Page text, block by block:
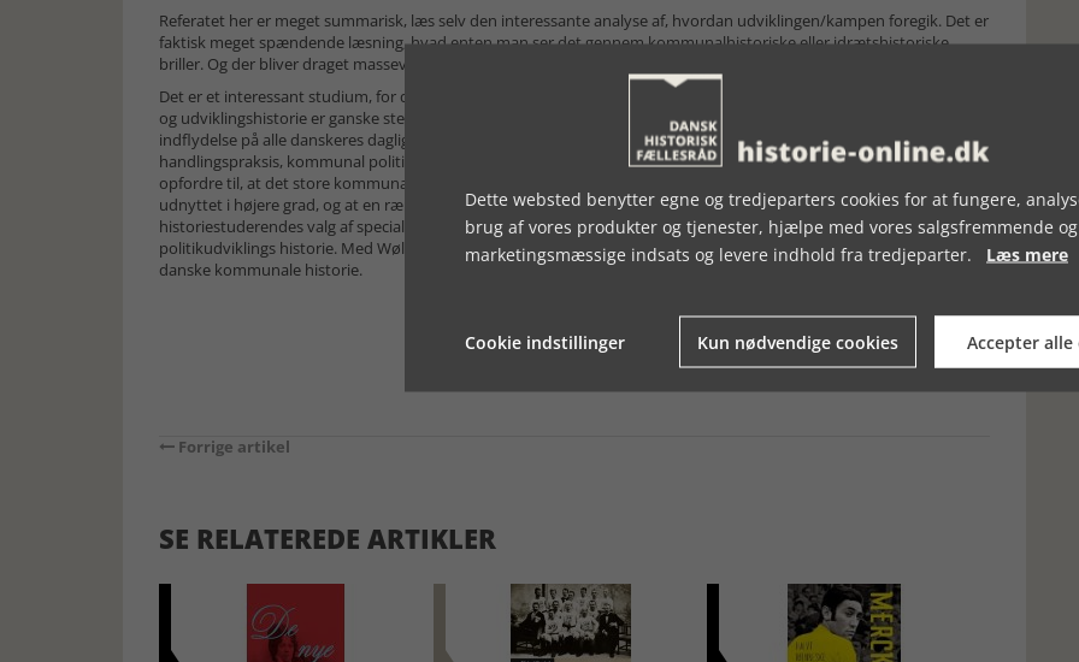
Referatet her er meget summarisk, læs selv den interessante analyse af, hvordan udviklingen/kampen foregik. Det er
faktisk meget spændende læsning, hvad enten man ser det gennem kommunalhistoriske eller idrætshistoriske
briller. Og der bliver draget massevis af spændende konklusioner.
Det er et interessant studium, for der er ikke lavet ret mange andre i samme familie. Historien om kommunal politik
og udviklingshistorie er ganske stedmoderligt behandlet, trods denne politik og histories umiddelbart meget direkte
indflydelse på alle danskeres dagligdag. Vi mangler en masse studier af den kommunale administration, kommunal
handlingspraksis, kommunal politik og såmænd også kommunalpolitikeres indflydelse og indsats, og man kan kun
opfordre til, at det store kommunale materiale, som findes på stadsarkivernes hylder rundt i by og på land vil blive
udnyttet i højere grad, og at en række problemstillinger i den kommunale administration vil finde vej til fx
historiestuderendes valg af specialeemner. Det er mindst lige så inciterende som den nationale og internationale
politikudviklings historie. Med Wøllekærs undersøgelse er der lagt nogle gode trædesten til i hvert fald en del af den
danske kommunale historie.
Forrige artikel
SE RELATEREDE ARTIKLER
Dette websted benytter egne og tredjeparters cookies for at fungere,
brug af vores produkter og tjenester, hjælpe med vores salgsfremmende og
marketingsmæssige indsats og levere indhold fra tredjeparter. Læs mere
Cookie indstillinger Kun nødvendige cookies Accepter alle